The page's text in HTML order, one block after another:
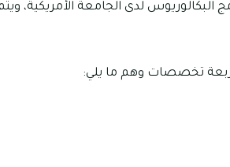
البكالوريوس لدى الجامعة الأمريكية،
أربعة تخصصات وهم ما يلي: